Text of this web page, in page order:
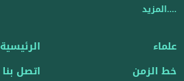
....المزيد
علماء
خط الزمن
الرئيسية
اتصل بنا